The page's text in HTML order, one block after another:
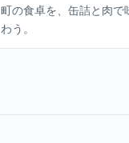
町の食卓を、缶詰と肉で
わう。